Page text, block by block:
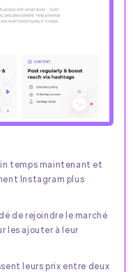
temps maintenant et
Instagram plus
de rejoindre le marché
les ajouter à leur
leurs prix entre deux